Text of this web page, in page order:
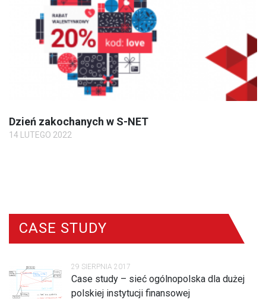
Dzień zakochanych w S-NET
14 LUTEGO 2022
CASE STUDY
29 SIERPNIA 2017
Case study – sieć ogólnopolska dla dużej
polskiej instytucji finansowej